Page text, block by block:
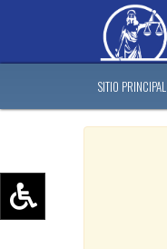
Aumentar texto (+)
SITIO PRINCIPAL